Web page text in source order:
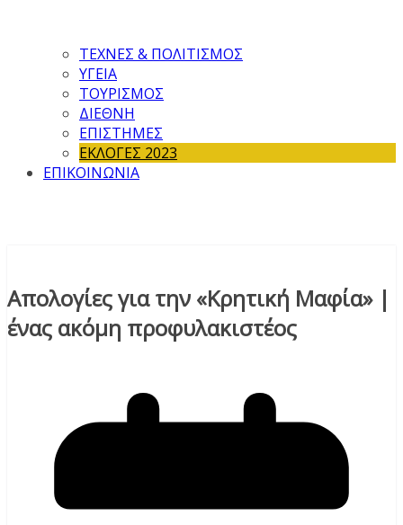
ΤΕΧΝΕΣ & ΠΟΛΙΤΙΣΜΟΣ
ΥΓΕΙΑ
ΤΟΥΡΙΣΜΟΣ
ΔΙΕΘΝΗ
ΕΠΙΣΤΗΜΕΣ
ΕΚΛΟΓΕΣ 2023
ΕΠΙΚΟΙΝΩΝΙΑ
Απολογίες για την «Κρητική Μαφία» |
ένας ακόμη προφυλακιστέος